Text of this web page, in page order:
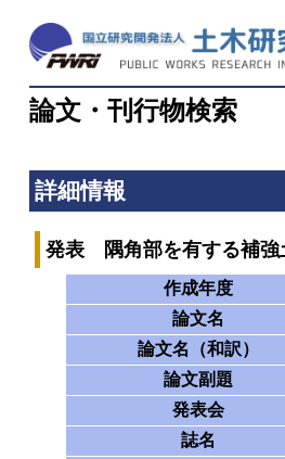
論文・刊行物検索
詳細情報
発表 隅角部を有する補強
作成年度
論文名
論文名（和訳）
論文副題
発表会
誌名